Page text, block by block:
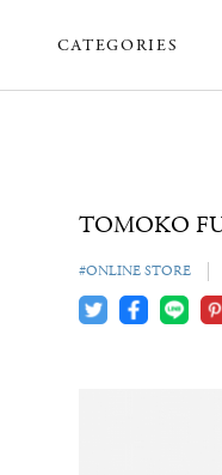
CATEGORIES
TOMOKO
#ONLINE STORE